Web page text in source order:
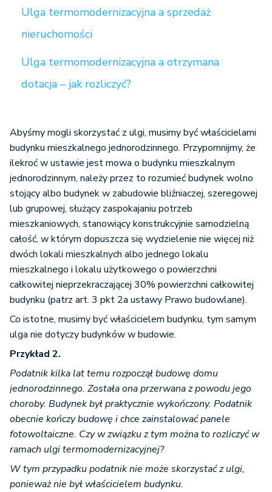
Ulga termomodernizacyjna a sprzedaż
nieruchomości
Ulga termomodernizacyjna a otrzymana
dotacja – jak rozliczyć?
Abyśmy mogli skorzystać z ulgi, musimy być właścicielami
budynku mieszkalnego jednorodzinnego. Przypomnijmy, że
ilekroć w ustawie jest mowa o budynku mieszkalnym
jednorodzinnym, należy przez to rozumieć budynek wolno
stojący albo budynek w zabudowie bliźniaczej, szeregowej
lub grupowej, służący zaspokajaniu potrzeb
mieszkaniowych, stanowiący konstrukcyjnie samodzielną
całość, w którym dopuszcza się wydzielenie nie więcej niż
dwóch lokali mieszkalnych albo jednego lokalu
mieszkalnego i lokalu użytkowego o powierzchni
całkowitej nieprzekraczającej 30% powierzchni całkowitej
budynku (patrz art. 3 pkt 2a ustawy Prawo budowlane).
Co istotne, musimy być właścicielem budynku, tym samym
ulga nie dotyczy budynków w budowie.
Przykład 2.
Podatnik kilka lat temu rozpoczął budowę domu
jednorodzinnego. Została ona przerwana z powodu jego
choroby. Budynek był praktycznie wykończony. Podatnik
obecnie kończy budowę i chce zainstalować panele
fotowoltaiczne. Czy w związku z tym można to rozliczyć w
ramach ulgi termomodernizacyjnej?
W tym przypadku podatnik nie może skorzystać z ulgi,
ponieważ nie był właścicielem budynku.